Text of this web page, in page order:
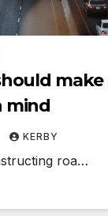
mind
KERBY
roa…